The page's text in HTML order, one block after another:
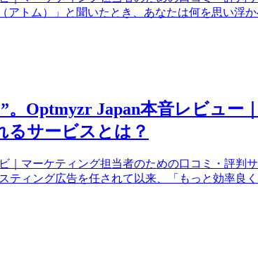
アトム）」と聞いたとき、あなたは何を思い浮
Optmyzr Japan本音レビュー
るサービスとは？
｜マーケティング担当者のための口コミ・評判
ティング広告を任されて以来、「もっと効率良